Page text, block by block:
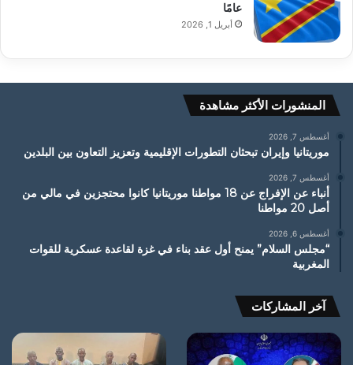
عامًا
أبريل 1, 2026
المنشورات الأكثر مشاهدة
أغسطس 7, 2026
موريتانيا وإيران تبحثان التطورات الإقليمية وتعزيز التعاون بين البلدين
أغسطس 7, 2026
أنباء عن الإفراج عن 18 مواطنا موريتانيا كانوا محتجزين في مالي من
أصل 20 مواطنا
أغسطس 6, 2026
“مجلس السلام” يمنح أول عقد بناء في غزة لقاعدة عسكرية للقوات
المغربية
آخر المشاركات